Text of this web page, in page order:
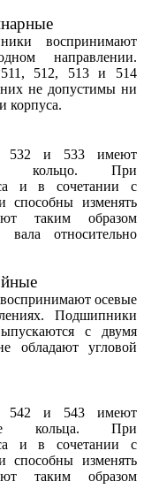
201.000 395.000
222.000 500.000
270.000 620.000
305.000 750.000
325.000 830.000
воспринимают
направлении.
511, 512, 513 и 514
не допустимы ни
корпуса.
532 и 533 имеют
кольцо. При
и в сочетании с
изменять
таким образом
вала относительно
осевые
Подшипники
с двумя
обладают угловой
542 и 543 имеют
кольца. При
и в сочетании с
изменять
таким образом